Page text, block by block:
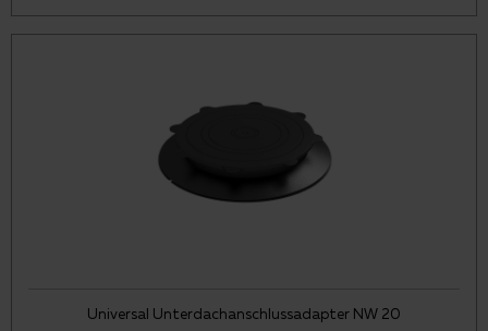
Universal Unterdachanschlussadapter NW 20